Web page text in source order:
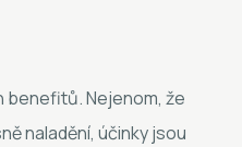
benefitů. Nejenom, že
naladění, účinky jsou